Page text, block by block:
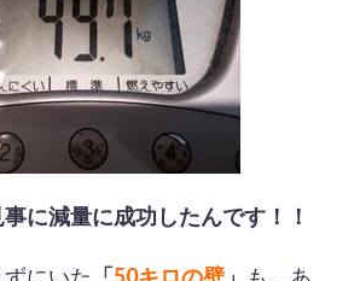
に減量に成功したんです！！